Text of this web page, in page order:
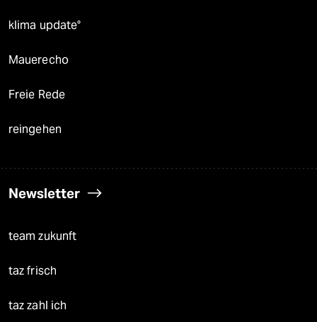
klima update°
Mauerecho
Freie Rede
reingehen
Newsletter
team zukunft
taz frisch
taz zahl ich